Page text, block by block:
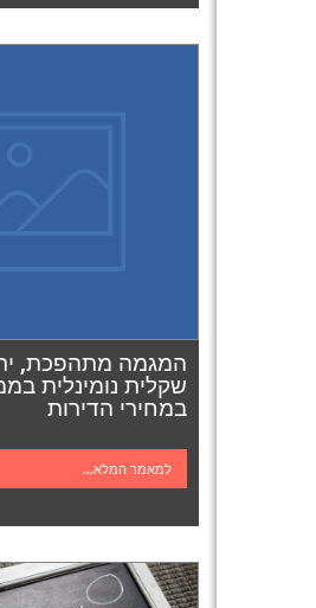
המגמה מתהפכת,
שקלית נומינלית
במחירי הדירות
למאמר המלא...